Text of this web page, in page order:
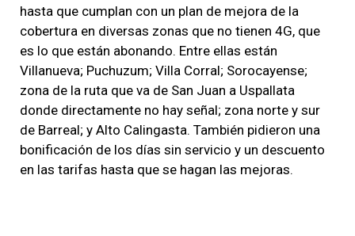
hasta que cumplan con un plan de mejora de la
cobertura en diversas zonas que no tienen 4G, que
es lo que están abonando. Entre ellas están
Villanueva; Puchuzum; Villa Corral; Sorocayense;
zona de la ruta que va de San Juan a Uspallata
donde directamente no hay señal; zona norte y sur
de Barreal; y Alto Calingasta. También pidieron una
bonificación de los días sin servicio y un descuento
en las tarifas hasta que se hagan las mejoras.